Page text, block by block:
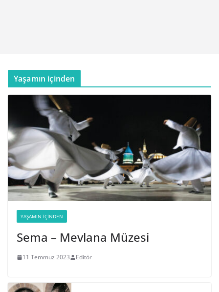
Yaşamın içinden
YAŞAMIN İÇINDEN
Sema – Mevlana Müzesi
11 Temmuz 2023 Editör